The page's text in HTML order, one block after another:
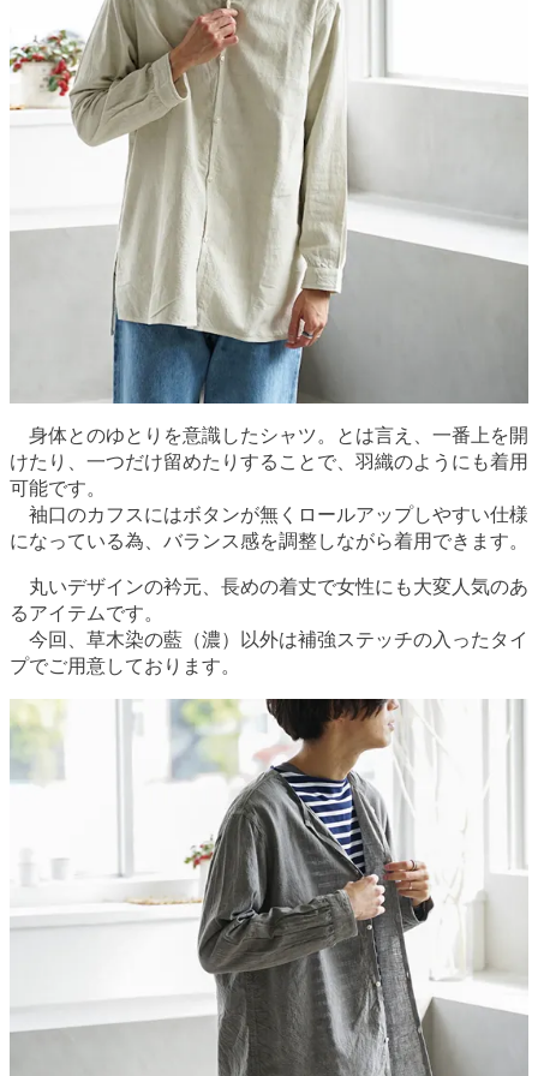
身体とのゆとりを意識したシャツ。とは言え、一番上を開
けたり、一つだけ留めたりすることで、羽織のようにも着用
可能です。
袖口のカフスにはボタンが無くロールアップしやすい仕様
になっている為、バランス感を調整しながら着用できます。
丸いデザインの衿元、長めの着丈で女性にも大変人気のあ
るアイテムです。
今回、草木染の藍（濃）以外は補強ステッチの入ったタイ
プでご用意しております。